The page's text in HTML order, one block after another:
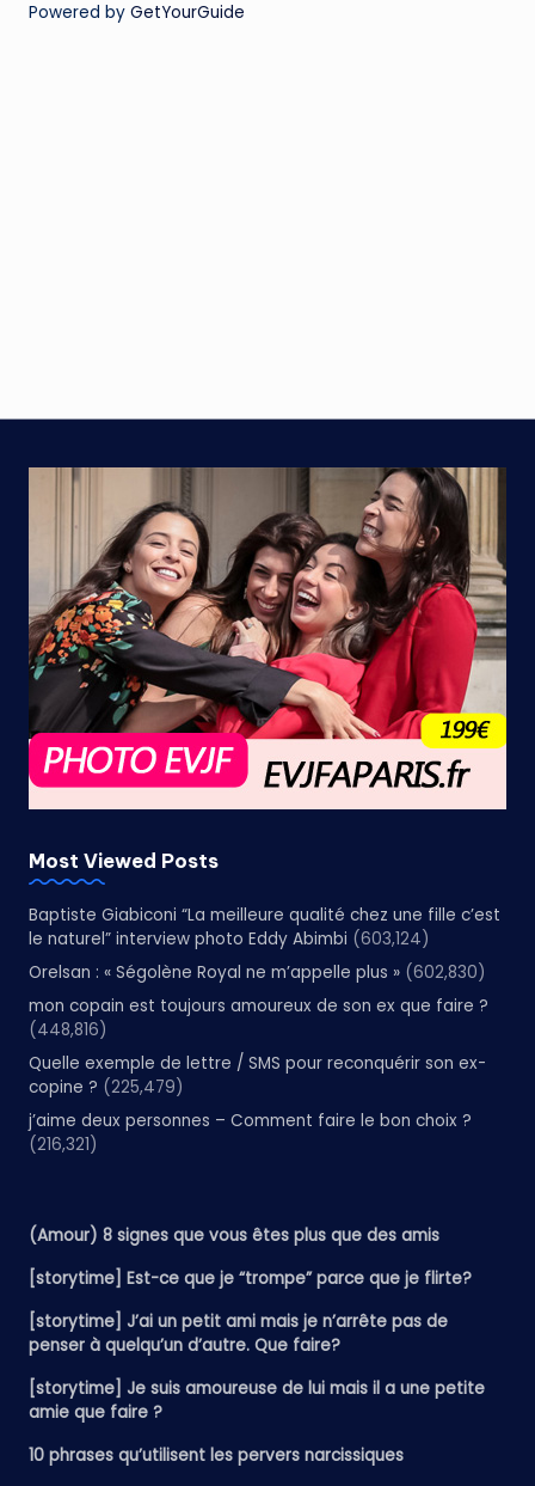
Powered by GetYourGuide
Most Viewed Posts
Baptiste Giabiconi “La meilleure qualité chez une fille c’est
le naturel” interview photo Eddy Abimbi (603,124)
Orelsan : « Ségolène Royal ne m’appelle plus » (602,830)
mon copain est toujours amoureux de son ex que faire ?
(448,816)
Quelle exemple de lettre / SMS pour reconquérir son ex-
copine ? (225,479)
j’aime deux personnes – Comment faire le bon choix ?
(216,321)
(Amour) 8 signes que vous êtes plus que des amis
[storytime] Est-ce que je “trompe” parce que je flirte?
[storytime] J’ai un petit ami mais je n’arrête pas de
penser à quelqu’un d’autre. Que faire?
[storytime] Je suis amoureuse de lui mais il a une petite
amie que faire ?
10 phrases qu’utilisent les pervers narcissiques